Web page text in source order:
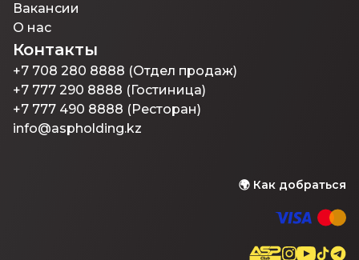
Вакансии
О нас
Контакты
+7 708 280 8888 (Отдел продаж)
+7 777 290 8888 (Гостиница)
+7 777 490 8888 (Ресторан)
info@aspholding.kz
🌍 Как добраться